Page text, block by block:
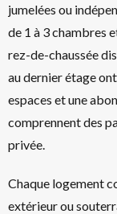
jumelées ou
de 1 à 3 chambres
rez-de-chaussée
au dernier étage
espaces et une
comprennent des
privée.
Chaque logement
extérieur ou